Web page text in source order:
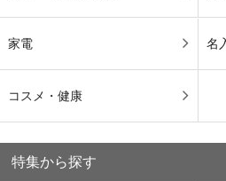
家電 名
コスメ・健康
特集から探す